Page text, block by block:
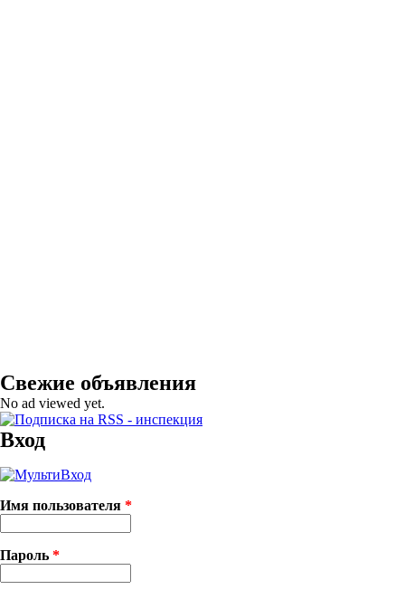
Свежие объявления
No ad viewed yet.
Вход
Имя пользователя *
Пароль *